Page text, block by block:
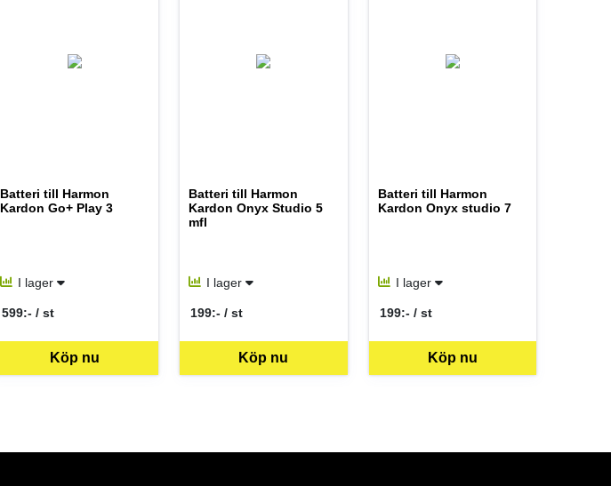
Batteri till Harmon
Kardon Go+ Play 3
I lager
Köp nu
599:- / st
SEK per ST
Batteri till Harmon
Kardon Onyx Studio 5
mfl
I lager
Köp nu
199:- / st
SEK per ST
Batteri till Harmon
Kardon Onyx studio 7
I lager
Köp nu
199:- / st
SEK per ST